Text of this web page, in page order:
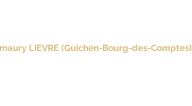
LIEVRE (Guichen-Bourg-des-Comptes)